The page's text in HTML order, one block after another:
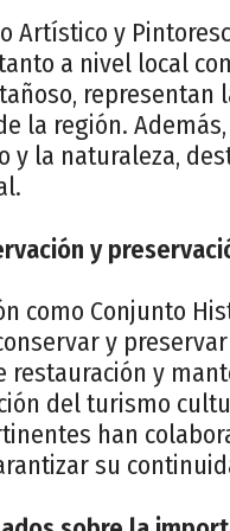
Artístico y
a nivel local
la región.
y la naturaleza,
y
como Conjunto
y
restauración y
del turismo
han
su